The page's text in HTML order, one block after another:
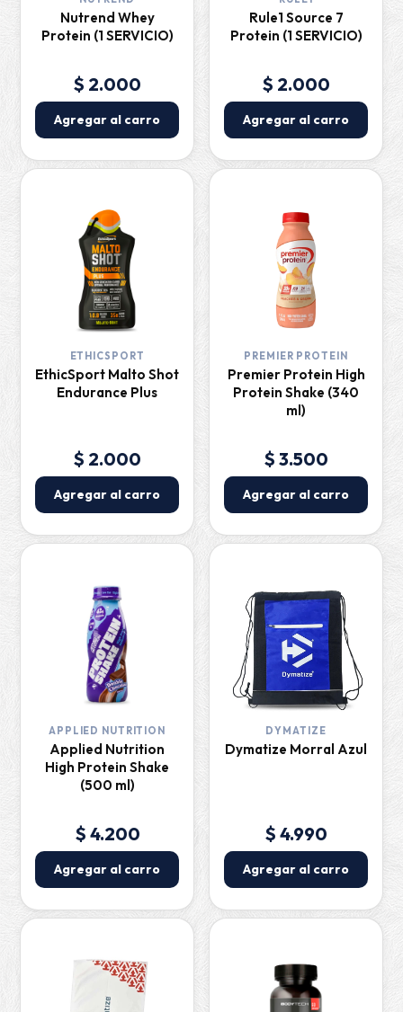
Nutrend Whey
Protein (1 SERVICIO)
$ 2.000
Agregar al carro
Rule1 Source 7
Protein (1 SERVICIO)
$ 2.000
Agregar al carro
ETHICSPORT
EthicSport Malto Shot
Endurance Plus
$ 2.000
Agregar al carro
PREMIER PROTEIN
Premier Protein High
Protein Shake (340
ml)
$ 3.500
Agregar al carro
APPLIED NUTRITION
Applied Nutrition
High Protein Shake
(500 ml)
$ 4.200
Agregar al carro
DYMATIZE
Dymatize Morral Azul
$ 4.990
Agregar al carro